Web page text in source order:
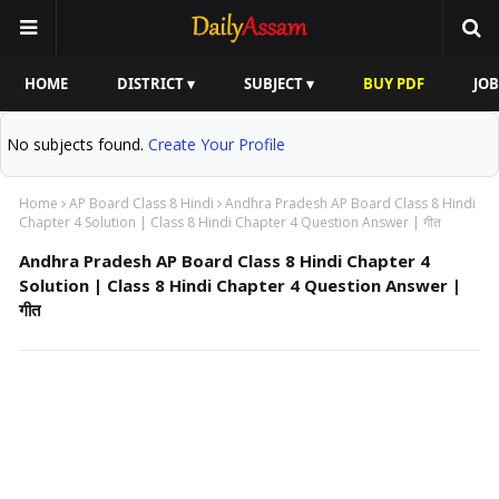
HOME DISTRICT ▾ SUBJECT ▾ BUY PDF
No subjects found. Create Your Profile
Home AP Board Class 8 Hindi
Andhra Pradesh AP Board Class 8 Hindi
Chapter 4 Solution | Class 8 Hindi Chapter 4 Question Answer | गीत
Andhra Pradesh AP Board Class 8 Hindi Chapter 4
Solution | Class 8 Hindi Chapter 4 Question Answer |
गीत